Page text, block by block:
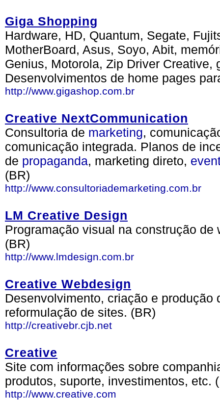
Giga Shopping
Hardware, HD, Quantum, Segate,
MotherBoard, Asus, Soyo, Abit,
Genius, Motorola, Zip Driver Creative,
Desenvolvimentos de home pages
http://www.gigashop.com.br
Creative NextCommunication
Consultoria de marketing,
comunicação integrada. Planos de
de propaganda, marketing direto,
(BR)
http://www.consultoriademarketing.com.br
LM Creative Design
Programação visual na construção
(BR)
http://www.lmdesign.com.br
Creative Webdesign
Desenvolvimento, criação e produção
reformulação de sites. (BR)
http://creativebr.cjb.net
Creative
Site com informações sobre
produtos, suporte, investimentos, etc.
http://www.creative.com